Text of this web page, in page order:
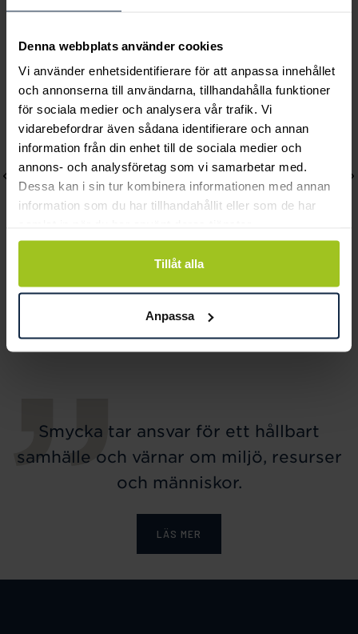
Denna webbplats använder cookies
Vi använder enhetsidentifierare för att anpassa innehållet
och annonserna till användarna, tillhandahålla funktioner
för sociala medier och analysera vår trafik. Vi
vidarebefordrar även sådana identifierare och annan
information från din enhet till de sociala medier och
annons- och analysföretag som vi samarbetar med.
Dessa kan i sin tur kombinera informationen med annan
information som du har tillhandahållit eller som de har
Tillåt alla
Anpassa
Andra köpte också
Caroline Svedbom
Caroline Svedbom
Smycka tar ansvar för ett hållbart
samhälle och värnar om miljö, resurser
och människor.
LÄS MER